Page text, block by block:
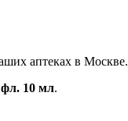
аптеках в Москве.
10 мл.